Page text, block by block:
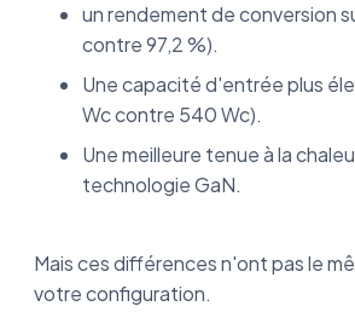
un rendement de conversion
contre 97,2 %).
Une capacité d'entrée plus
Wc contre 540 Wc).
Une meilleure tenue à la
technologie GaN.
Mais ces différences n'ont pas le
votre configuration.